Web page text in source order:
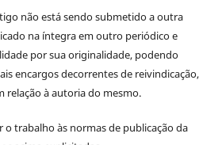
não está sendo submetido a outra
na íntegra em outro periódico e
por sua originalidade, podendo
encargos decorrentes de reivindicação,
relação à autoria do mesmo.
o trabalho às normas de publicação da